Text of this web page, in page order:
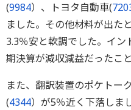
(9984）、トヨタ自動車(
ました。その他材料が出た
3.3％安と軟調でした。イ
期決算が減収減益だったこ
また、翻訳装置のポケトー
(4344）が5％近く下落しま